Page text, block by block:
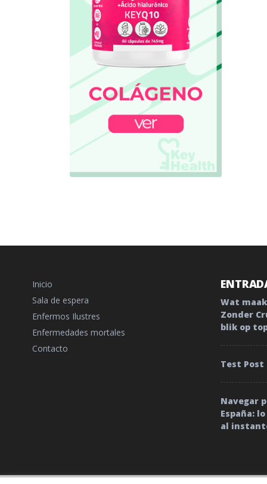
Inicio
Sala de espera
Enfermos Ilustres
Enfermedades mortales
Contacto
Wat
Zonder
blik op
Test Post
Navegar
España:
al